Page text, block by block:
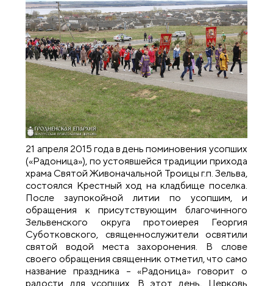
21 апреля 2015 года в день поминовения усопших
(«Радоница»), по устоявшейся традиции прихода
храма Святой Живоначальной Троицы г.п. Зельва,
состоялся Крестный ход на кладбище поселка.
После заупокойной литии по усопшим, и
обращения к присутствующим благочинного
Зельвенского округа протоиерея Георгия
Суботковского, священнослужители освятили
святой водой места захоронения. В слове
своего обращения священник отметил, что само
название праздника – «Радоница» говорит о
радости для усопших. В этот день, Церковь